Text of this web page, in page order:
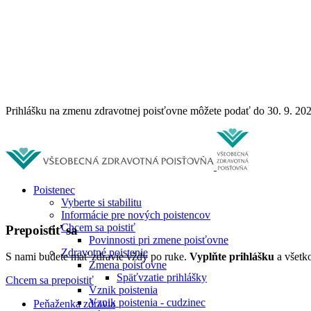
Prihlášku na zmenu zdravotnej poisťovne môžete podať do 30. 9.
Poistenec
Vyberte si stabilitu
Informácie pre nových poistencov
Chcem sa poistiť
Povinnosti pri zmene poisťovne
Zdravotné poistenie
Zmena poisťovne
Späťvzatie prihlášky
Vznik poistenia
Vznik poistenia - cudzinec
Prepoistiť sa
S nami budete mať zdravie vždy po ruke. Vyplňte prihlášku a
Chcem sa prepoistiť
Peňaženka zdravia